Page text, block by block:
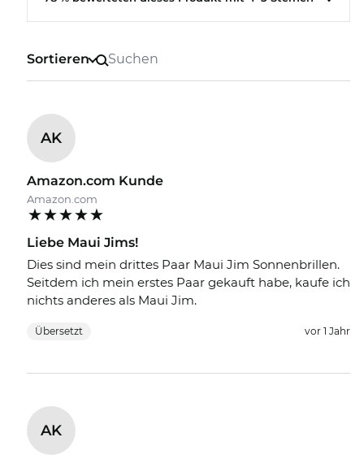
Sortieren
AK
Amazon.com Kunde
Amazon.com
Liebe Maui Jims!
Dies sind mein drittes Paar Maui Jim Sonnenbrillen.
Seitdem ich mein erstes Paar gekauft habe, kaufe ich
nichts anderes als Maui Jim.
Übersetzt vor 1 Jahr
AK